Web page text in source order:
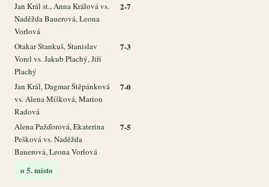
Jan Král st., Anna Králová vs.
Naděžda Bauerová, Leona
Vorlová
2-7
Otakar Stankuš, Stanislav
Vorel vs. Jakub Plachý, Jiří
Plachý
7-3
Jan Král, Dagmar Štěpánková
vs. Alena Míšková, Marion
Radová
7-0
Alena Pažďorová, Ekaterina
Pešková vs. Naděžda
Bauerová, Leona Vorlová
7-5
o 5. místo